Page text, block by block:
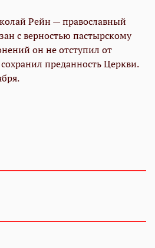
Рейн — православный
с верностью пастырскому
он не отступил от
преданность Церкви.